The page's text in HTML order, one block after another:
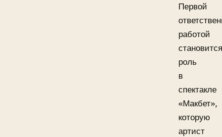
Первой
работой
становится
роль
в
спектакле
«Макбет»,
которую
артист